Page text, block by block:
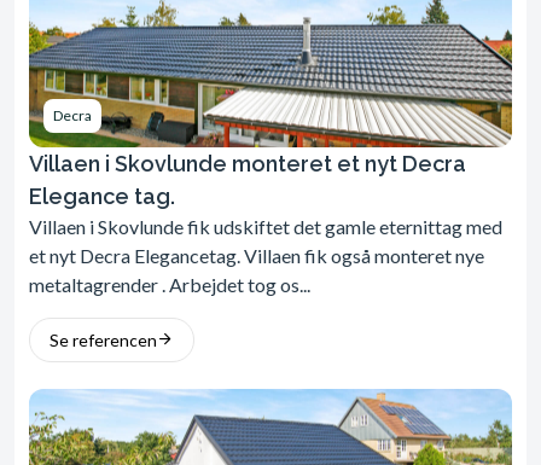
Decra
Villaen i Skovlunde monteret et nyt Decra
Elegance tag.
Villaen i Skovlunde fik udskiftet det gamle eternittag med
et nyt Decra Elegancetag. Villaen fik også monteret nye
metaltagrender . Arbejdet tog os...
Se referencen